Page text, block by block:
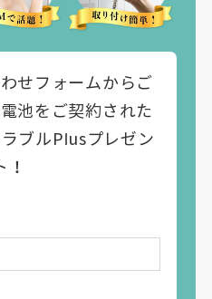
せフォームからご
池をご契約された
ブルPlusプレゼン
！